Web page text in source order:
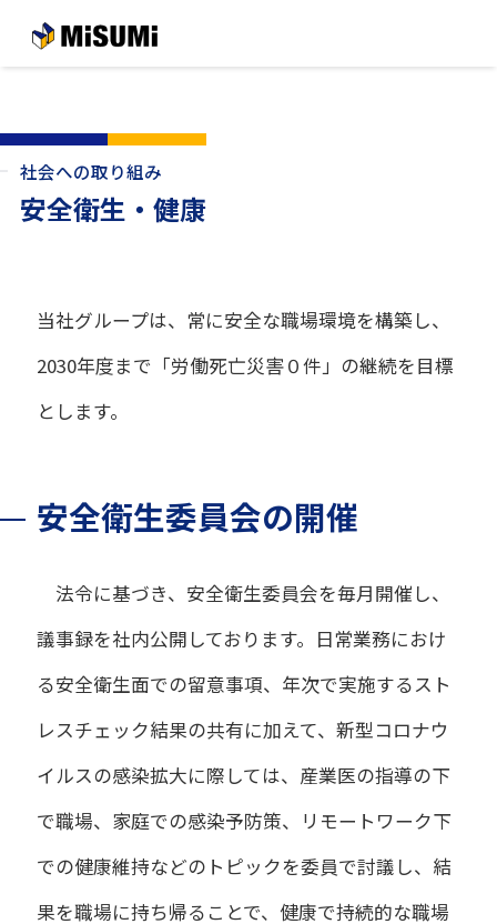
メインコンテンツへスキップする
社会への取り組み
安全衛生・健康
当社グループは、常に安全な職場環境を構築し、
2030年度まで「労働死亡災害０件」の継続を目標
とします。
安全衛生委員会の開催
法令に基づき、安全衛生委員会を毎月開催し、
議事録を社内公開しております。日常業務におけ
る安全衛生面での留意事項、年次で実施するスト
レスチェック結果の共有に加えて、新型コロナウ
イルスの感染拡大に際しては、産業医の指導の下
で職場、家庭での感染予防策、リモートワーク下
での健康維持などのトピックを委員で討議し、結
果を職場に持ち帰ることで、健康で持続的な職場